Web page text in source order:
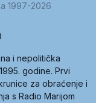
1997-2026
i nepolitička
godine. Prvi
za obraćenje i
s Radio Marijom